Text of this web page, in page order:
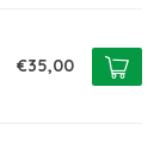
€35,00